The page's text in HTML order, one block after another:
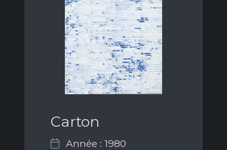
Carton
Année : 1980